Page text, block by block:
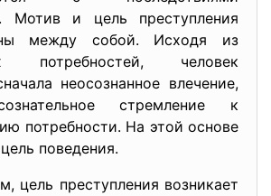
Мотив и цель преступления
между собой. Исходя из
потребностей, человек
неосознанное влечение,
стремление к
потребности. На этой основе
поведения.
цель преступления возникает